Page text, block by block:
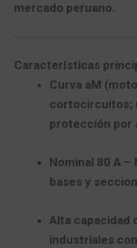
mercado peruano.
Características
Curva aM
cortocircuitos;
protección por
Nominal 80 A –
bases y
Alta capacidad
industriales